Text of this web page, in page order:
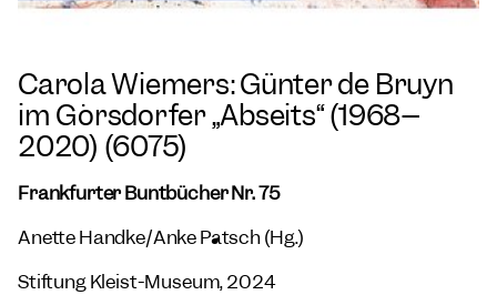
Carola Wiemers: Günter de Bruyn
im Görsdorfer „Abseits“ (1968–
2020) (6075)
Frankfurter Buntbücher Nr. 75
Anette Handke/Anke Pätsch (Hg.)
Stiftung Kleist-Museum, 2024